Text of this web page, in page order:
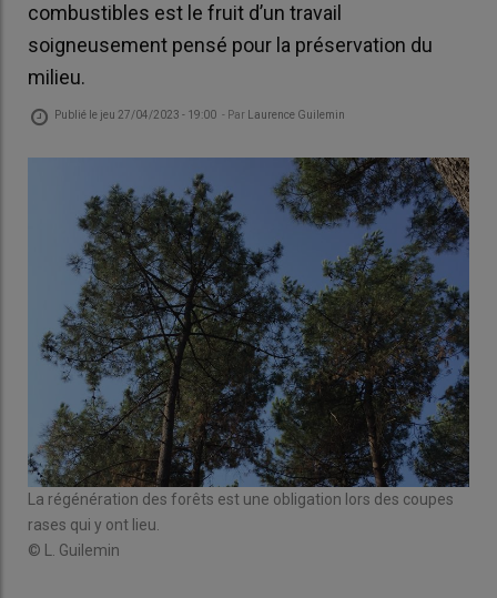
combustibles est le fruit d’un travail
soigneusement pensé pour la préservation du
milieu.
Publié le jeu 27/04/2023 - 19:00 - Par Laurence Guilemin
La régénération des forêts est une obligation lors des coupes
rases qui y ont lieu.
© L. Guilemin